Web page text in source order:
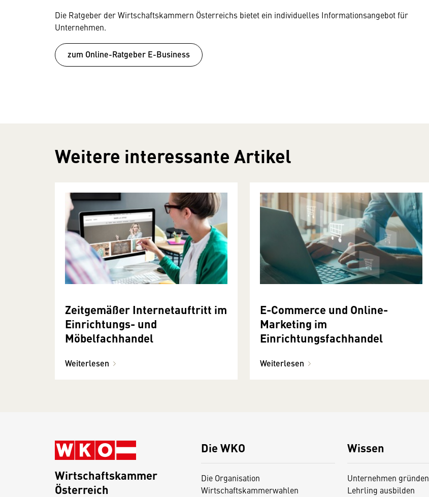
Die Ratgeber der Wirtschaftskammern Österreichs bietet ein individuelles Informationsangebot für
Unternehmen.
zum Online-Ratgeber E-Business
Weitere interessante Artikel
Zeitgemäßer Internetauftritt im
Einrichtungs- und
Möbelfachhandel
Weiterlesen
E-Commerce und Online-
Marketing im
Einrichtungsfachhandel
Weiterlesen
Die WKO
Die Organisation
Wirtschaftskammerwahlen
Wissen
Unternehmen gründen
Lehrling ausbilden
Wirtschaftskammer
Österreich